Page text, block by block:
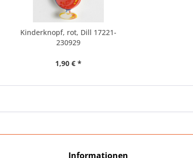
Kinderknopf, rot, Dill 17221-
230929
1,90 € *
Informationen